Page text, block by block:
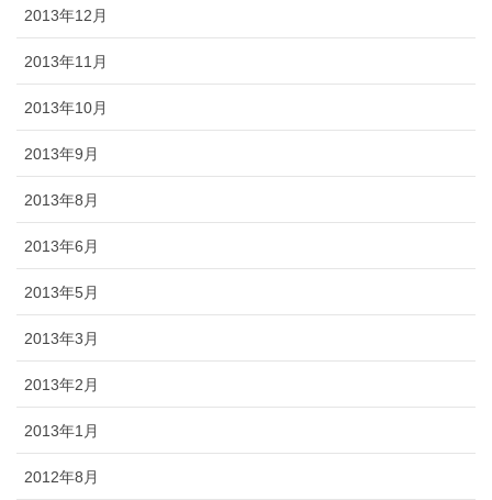
2013年12月
2013年11月
2013年10月
2013年9月
2013年8月
2013年6月
2013年5月
2013年3月
2013年2月
2013年1月
2012年8月